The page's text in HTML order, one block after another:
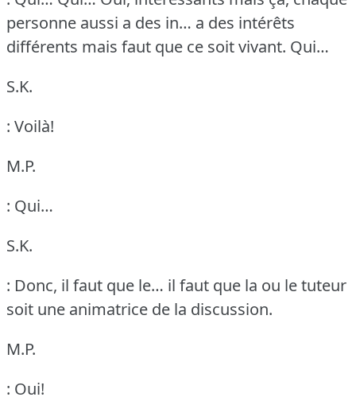
personne aussi a des in… a des intérêts
différents mais faut que ce soit vivant. Qui…
S.K.
: Voilà!
M.P.
: Qui…
S.K.
: Donc, il faut que le… il faut que la ou le tuteur
soit une animatrice de la discussion.
M.P.
: Oui!